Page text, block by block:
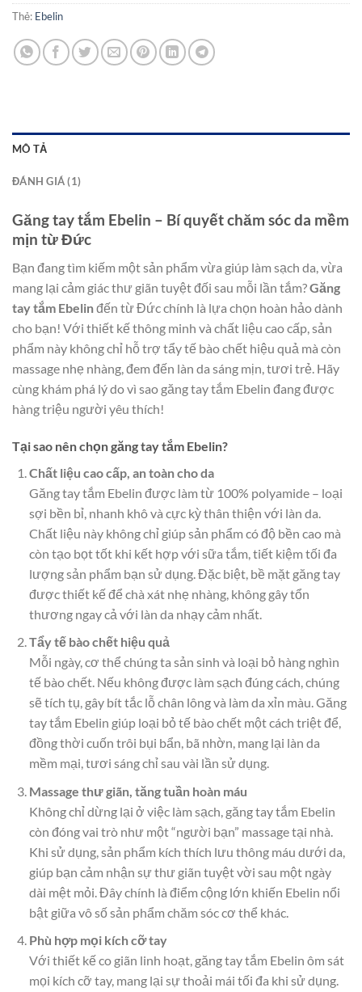
Thẻ: Ebelin
MÔ TẢ
ĐÁNH GIÁ (1)
Găng tay tắm Ebelin – Bí quyết chăm sóc da mềm
mịn từ Đức
Bạn đang tìm kiếm một sản phẩm vừa giúp làm sạch da, vừa
mang lại cảm giác thư giãn tuyệt đối sau mỗi lần tắm?Găng
tay tắm Ebelinđến từ Đức chính là lựa chọn hoàn hảo dành
cho bạn! Với thiết kế thông minh và chất liệu cao cấp, sản
phẩm này không chỉ hỗ trợ tẩy tế bào chết hiệu quả mà còn
massage nhẹ nhàng, đem đến làn da sáng mịn, tươi trẻ. Hãy
cùng khám phá lý do vì sao găng tay tắm Ebelin đang được
hàng triệu người yêu thích!
Tại sao nên chọn găng tay tắm Ebelin?
Chất liệu cao cấp, an toàn cho da
Găng tay tắm Ebelin được làm từ 100% polyamide – loại
sợi bền bỉ, nhanh khô và cực kỳ thân thiện với làn da.
Chất liệu này không chỉ giúp sản phẩm có độ bền cao mà
còn tạo bọt tốt khi kết hợp với sữa tắm, tiết kiệm tối đa
lượng sản phẩm bạn sử dụng. Đặc biệt, bề mặt găng tay
được thiết kế để chà xát nhẹ nhàng, không gây tổn
thương ngay cả với làn da nhạy cảm nhất.
Tẩy tế bào chết hiệu quả
Mỗi ngày, cơ thể chúng ta sản sinh và loại bỏ hàng nghìn
tế bào chết. Nếu không được làm sạch đúng cách, chúng
sẽ tích tụ, gây bít tắc lỗ chân lông và làm da xỉn màu. Găng
tay tắm Ebelin giúp loại bỏ tế bào chết một cách triệt để,
đồng thời cuốn trôi bụi bẩn, bã nhờn, mang lại làn da
mềm mại, tươi sáng chỉ sau vài lần sử dụng.
Massage thư giãn, tăng tuần hoàn máu
Không chỉ dừng lại ở việc làm sạch, găng tay tắm Ebelin
còn đóng vai trò như một “người bạn” massage tại nhà.
Khi sử dụng, sản phẩm kích thích lưu thông máu dưới da,
giúp bạn cảm nhận sự thư giãn tuyệt vời sau một ngày
dài mệt mỏi. Đây chính là điểm cộng lớn khiến Ebelin nổi
bật giữa vô số sản phẩm chăm sóc cơ thể khác.
Phù hợp mọi kích cỡ tay
Với thiết kế co giãn linh hoạt, găng tay tắm Ebelin ôm sát
mọi kích cỡ tay, mang lại sự thoải mái tối đa khi sử dụng.